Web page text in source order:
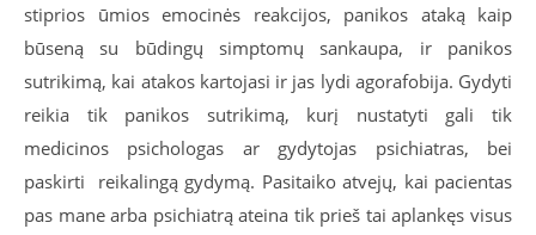
stiprios ūmios emocinės reakcijos, panikos ataką kaip
būseną su būdingų simptomų sankaupa, ir panikos
sutrikimą, kai atakos kartojasi ir jas lydi agorafobija. Gydyti
reikia tik panikos sutrikimą, kurį nustatyti gali tik
medicinos psichologas ar gydytojas psichiatras, bei
paskirti reikalingą gydymą. Pasitaiko atvejų, kai pacientas
pas mane arba psichiatrą ateina tik prieš tai aplankęs visus